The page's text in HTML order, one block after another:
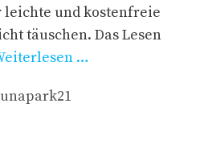
leichte und kostenfreie
täuschen. Das Lesen
…